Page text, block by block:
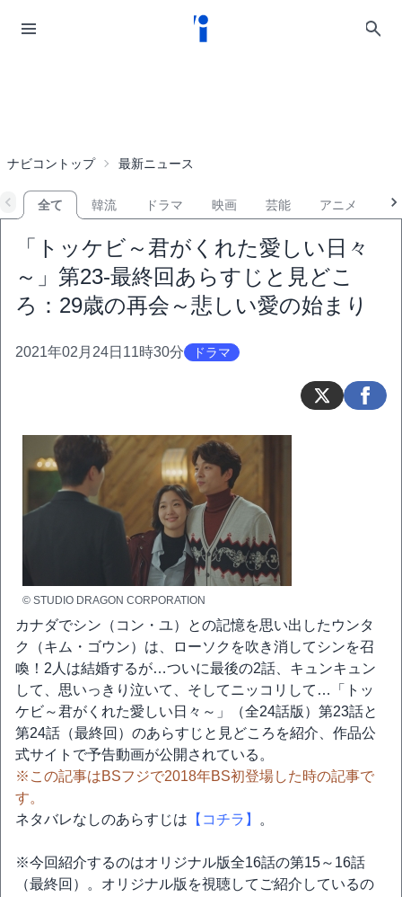
ナビコントップ 最新ニュース
全て 韓流 ドラマ 映画 芸能 アニメ
「トッケビ～君がくれた愛しい日々
～」第23-最終回あらすじと見どこ
ろ：29歳の再会～悲しい愛の始まり
2021年02月24日11時30分 ドラマ
© STUDIO DRAGON CORPORATION
カナダでシン（コン・ユ）との記憶を思い出したウンタ
ク（キム・ゴウン）は、ローソクを吹き消してシンを召
喚！2人は結婚するが…ついに最後の2話、キュンキュン
して、思いっきり泣いて、そしてニッコリして…「トッ
ケビ～君がくれた愛しい日々～」（全24話版）第23話と
第24話（最終回）のあらすじと見どころを紹介、作品公
式サイトで予告動画が公開されている。
※この記事はBSフジで2018年BS初登場した時の記事で
す。
ネタバレなしのあらすじは 【コチラ】 。
※今回紹介するのはオリジナル版全16話の第15～16話
（最終回）。オリジナル版を視聴してご紹介しているの